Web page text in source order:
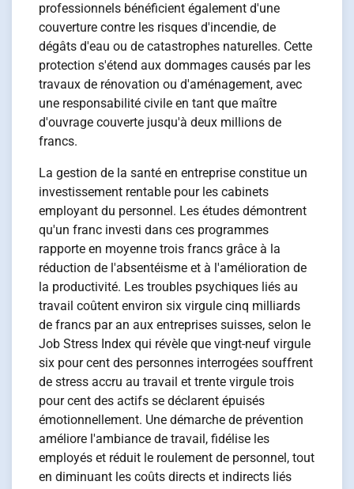
professionnels bénéficient également d'une
couverture contre les risques d'incendie, de
dégâts d'eau ou de catastrophes naturelles. Cette
protection s'étend aux dommages causés par les
travaux de rénovation ou d'aménagement, avec
une responsabilité civile en tant que maître
d'ouvrage couverte jusqu'à deux millions de
francs.
La gestion de la santé en entreprise constitue un
investissement rentable pour les cabinets
employant du personnel. Les études démontrent
qu'un franc investi dans ces programmes
rapporte en moyenne trois francs grâce à la
réduction de l'absentéisme et à l'amélioration de
la productivité. Les troubles psychiques liés au
travail coûtent environ six virgule cinq milliards
de francs par an aux entreprises suisses, selon le
Job Stress Index qui révèle que vingt-neuf virgule
six pour cent des personnes interrogées souffrent
de stress accru au travail et trente virgule trois
pour cent des actifs se déclarent épuisés
émotionnellement. Une démarche de prévention
améliore l'ambiance de travail, fidélise les
employés et réduit le roulement de personnel, tout
en diminuant les coûts directs et indirects liés